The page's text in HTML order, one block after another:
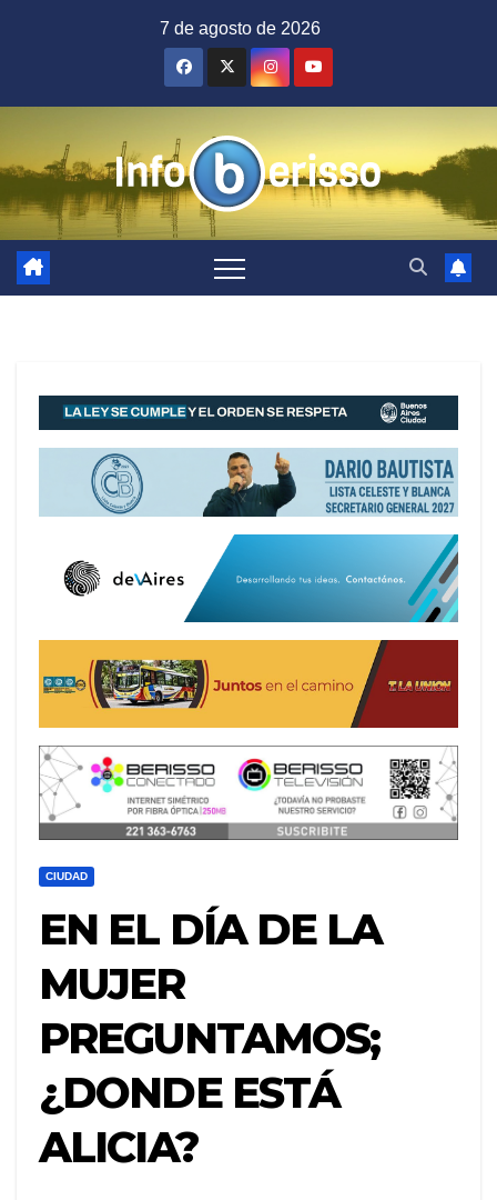
7 de agosto de 2026
CIUDAD
EN EL DÍA DE LA
MUJER
PREGUNTAMOS;
¿DONDE ESTÁ
ALICIA?